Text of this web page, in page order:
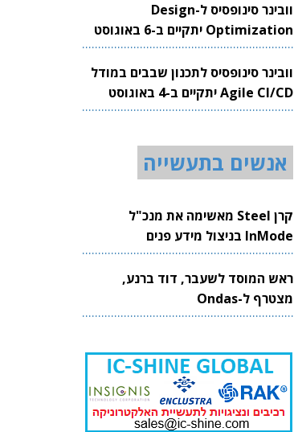
וובינר סינופסיס ל-Design
Optimization יתקיים ב-6 באוגוסט
2026
וובינר סינופסיס לתכנון שבבים במודל
Agile CI/CD יתקיים ב-4 באוגוסט
2026
אנשים בתעשייה
קרן Steel מאשימה את מנכ"ל
InMode בניצול מידע פנים
ראש המוסד לשעבר, דוד ברנע,
מצטרף ל-Ondas